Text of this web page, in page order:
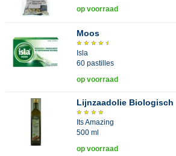
op voorraad
Moos
Isla
60 pastilles
op voorraad
Lijnzaadolie Biologisch
Its Amazing
500 ml
op voorraad